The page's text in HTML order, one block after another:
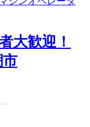
大歓迎！